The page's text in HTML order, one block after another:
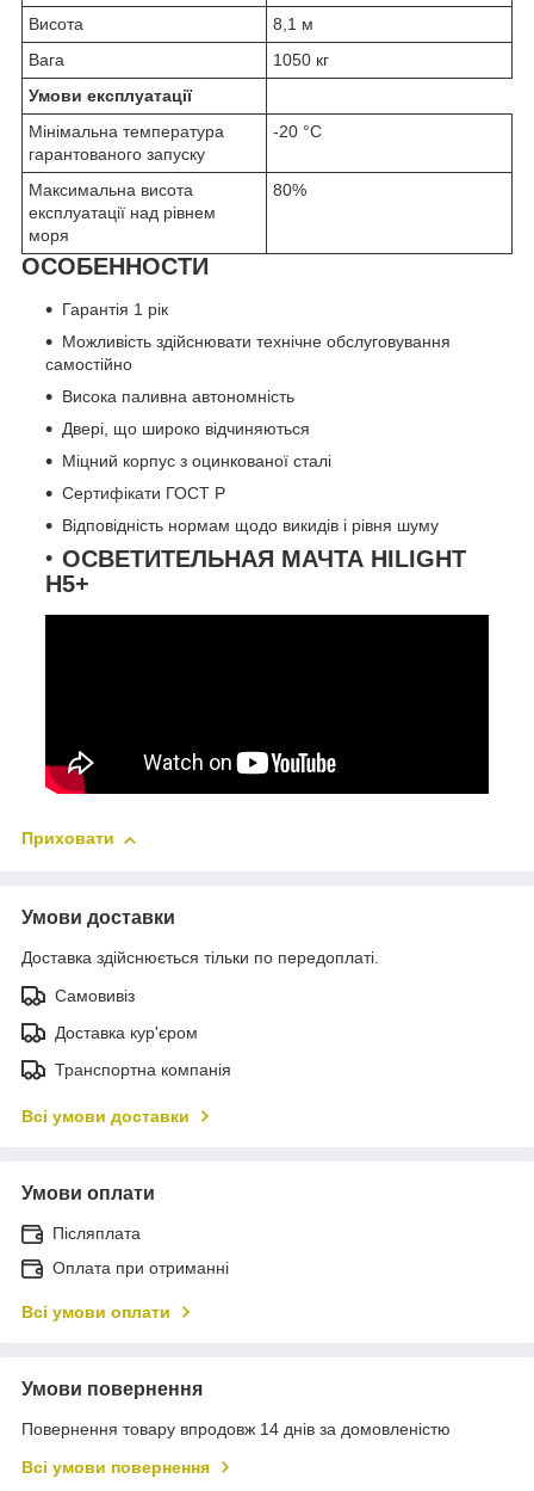
Висота
8,1 м
Вага
1050 кг
Умови експлуатації
Мінімальна температура
гарантованого запуску
-20 °C
Максимальна висота
експлуатації над рівнем
моря
80%
ОСОБЕННОСТИ
Гарантія 1 рік
Можливість здійснювати технічне обслуговування
самостійно
Висока паливна автономність
Двері, що широко відчиняються
Міцний корпус з оцинкованої сталі
Сертифікати ГОСТ Р
Відповідність нормам щодо викидів і рівня шуму
ОСВЕТИТЕЛЬНАЯ МАЧТА HILIGHT
H5+
Приховати
Умови доставки
Доставка здійснюється тільки по передоплаті.
Самовивіз
Доставка кур'єром
Транспортна компанія
Всі умови доставки
Умови оплати
Післяплата
Оплата при отриманні
Всі умови оплати
Умови повернення
Повернення товару впродовж 14 днів за домовленістю
Всі умови повернення